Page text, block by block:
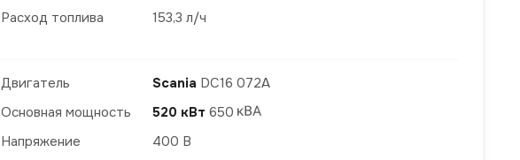
Расход топлива
153,3 л/ч
Двигатель Scania DC16 072A
Основная мощность
520 кВт 650
Напряжение
400 В